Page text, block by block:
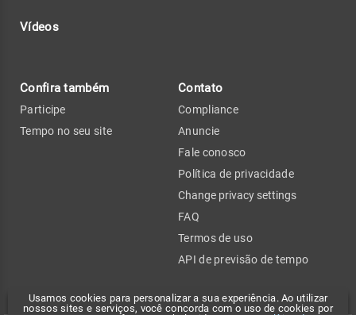
Usamos cookies para personalizar a sua experiência. Ao utilizar
nossos sites e serviços, você concorda com o uso de cookies por
Vídeos
Confira também
Participe
Tempo no seu site
Contato
Compliance
Anuncie
Fale conosco
Política de privacidade
Change privacy settings
FAQ
Termos de uso
API de previsão de tempo